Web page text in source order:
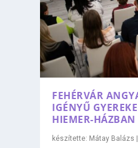
FEHÉRVÁR
IGÉNYŰ
HIEMER-HÁZBAN
készítette: Mátay Balázs